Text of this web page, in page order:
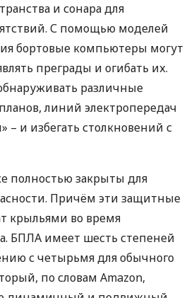
и сонара для
С помощью моделей
бортовые компьютеры могут
преграды и огибать их.
различные
линий электропередач
– и избегать столкновений с
полностью закрыты для
Причём эти защитные
крыльями во время
БПЛА имеет шесть степеней
с четырьмя для обычного
по словам Amazon,